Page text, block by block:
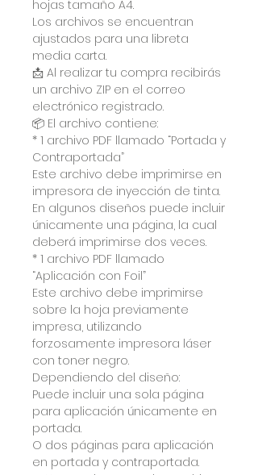
hojas tamaño A4.
Los archivos se encuentran
ajustados para una libreta
media carta.
📩 Al realizar tu compra recibirás
un archivo ZIP en el correo
electrónico registrado.
📦 El archivo contiene:
* 1 archivo PDF llamado “Portada y
Contraportada”
Este archivo debe imprimirse en
impresora de inyección de tinta.
En algunos diseños puede incluir
únicamente una página, la cual
deberá imprimirse dos veces.
* 1 archivo PDF llamado
“Aplicación con Foil”
Este archivo debe imprimirse
sobre la hoja previamente
impresa, utilizando
forzosamente impresora láser
con toner negro.
Dependiendo del diseño:
Puede incluir una sola página
para aplicación únicamente en
portada.
O dos páginas para aplicación
en portada y contraportada.